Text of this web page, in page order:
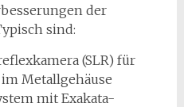
der
sind:
(SLR) für
Metallgehäuse
mit Exakata-